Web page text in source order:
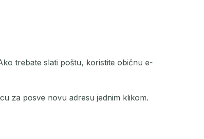
trebate slati poštu, koristite običnu e-
za posve novu adresu jednim klikom.